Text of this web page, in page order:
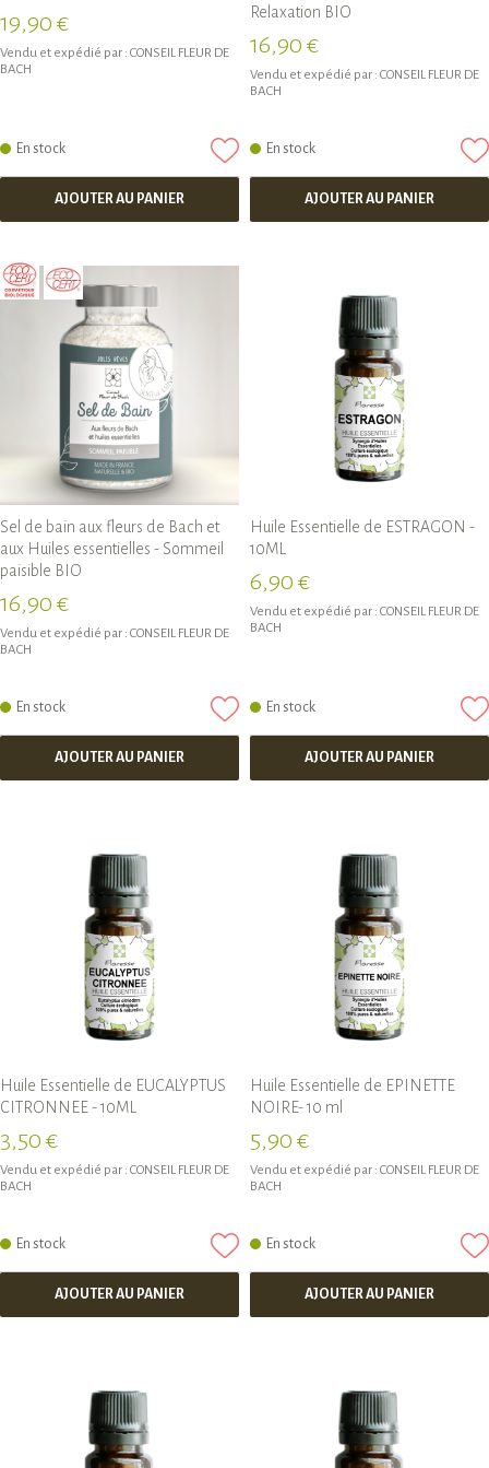
19,90 €
Vendu et expédié par : CONSEIL FLEUR DE
BACH
En stock
AJOUTER AU PANIER
Relaxation BIO
16,90 €
Vendu et expédié par : CONSEIL FLEUR DE
BACH
En stock
AJOUTER AU PANIER
Sel de bain aux fleurs de Bach et
aux Huiles essentielles - Sommeil
paisible BIO
16,90 €
Vendu et expédié par : CONSEIL FLEUR DE
BACH
En stock
AJOUTER AU PANIER
Huile Essentielle de ESTRAGON -
10ML
6,90 €
Vendu et expédié par : CONSEIL FLEUR DE
BACH
En stock
AJOUTER AU PANIER
Huile Essentielle de EUCALYPTUS
CITRONNEE - 10ML
3,50 €
Vendu et expédié par : CONSEIL FLEUR DE
BACH
En stock
AJOUTER AU PANIER
Huile Essentielle de EPINETTE
NOIRE- 10 ml
5,90 €
Vendu et expédié par : CONSEIL FLEUR DE
BACH
En stock
AJOUTER AU PANIER